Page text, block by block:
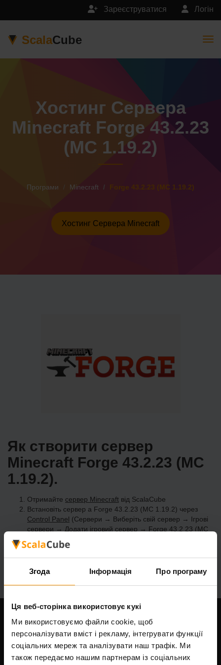
Згода Інформація Про програму
Ця веб-сторінка використовує кукі
Ми використовуємо файли cookie, щоб
персоналізувати вміст і рекламу, інтегрувати функції
соціальних мереж та аналізувати наш трафік. Ми
також передаємо нашим партнерам із соціальних
Логін
Зареєструватися
ScalaCube
Хостинг Сервера
Minecraft Forge 43.2.23
(MC 1.19.2)
Програми Minecraft Forge 43.2.23 (MC 1.19.2)
Хостинг Сервера Minecraft
Як створити сервер
Minecraft Forge 43.2.23 (MC
1.19.2).
Отримайте сервер Minecraft від ScalaCube
Встановіть сервер a Forge 43.2.23 (MC 1.19.2) через
Control Panel (Сервери → Виберіть свій сервер → Ігрові
сервери → Додати ігровий сервер → Forge 43.2.23 (MC
1.19.2))
Насолоджуйтесь грою на сервері!
Наша компанія